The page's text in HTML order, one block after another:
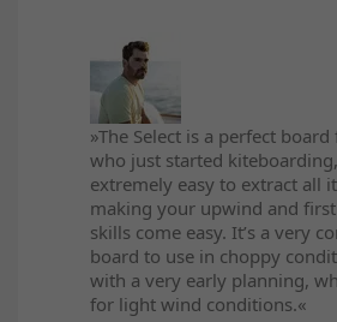
»The Select is a perfect
who just started
extremely easy to extract all
making your upwind and
skills come easy. It’s a very
board to use in choppy
with a very early planning,
for light wind conditions.«